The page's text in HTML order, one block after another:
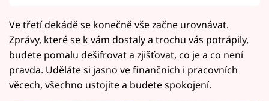
Ve třetí dekádě se konečně vše začne urovnávat.
Zprávy, které se k vám dostaly a trochu vás potrápily,
budete pomalu dešifrovat a zjišťovat, co je a co není
pravda. Uděláte si jasno ve finančních i pracovních
věcech, všechno ustojíte a budete spokojení.